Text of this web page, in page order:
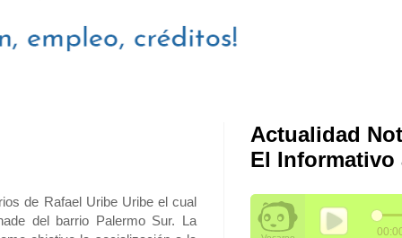
de Rafael Uribe Uribe el cual
del barrio Palermo Sur. La
Actualidad
El Informativo